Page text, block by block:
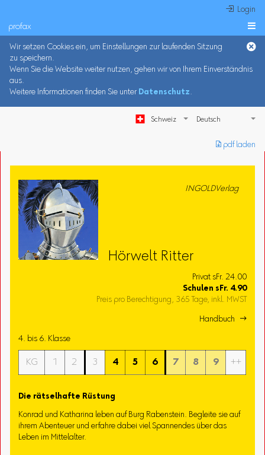
 Login
profax 
Wir setzen Cookies ein, um Einstellungen zur laufenden Sitzung
zu speichern.
Wenn Sie die Website weiter nutzen, gehen wir von Ihrem Einverständnis
aus.
Weitere Informationen finden Sie unter Datenschutz.
Schweiz
︎ pdf laden
INGOLDVerlag
Hörwelt Ritter
Privat sFr. 24.00
Schulen sFr. 4.90
Preis pro Berechtigung, 365 Tage, inkl. MWST
Handbuch 
4. bis 6. Klasse
KG 1 2 3 4 5 6 7 8 9 ++
Die rätselhafte Rüstung
Konrad und Katharina leben auf Burg Rabenstein. Begleite sie auf
ihrem Abenteuer und erfahre dabei viel Spannendes über das
Leben im Mittelalter.